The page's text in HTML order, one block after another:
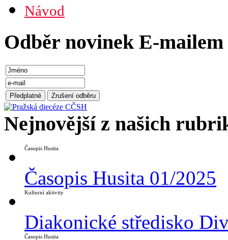
Návod
Odběr novinek E-mailem
Nejnovější z našich
Časopis Husita
Časopis Husita 01/2025
Kulturní aktivity
Diakonické středisko
Časopis Husita